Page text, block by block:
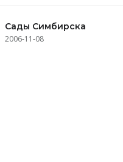
Сады Симбирска
2006-11-08